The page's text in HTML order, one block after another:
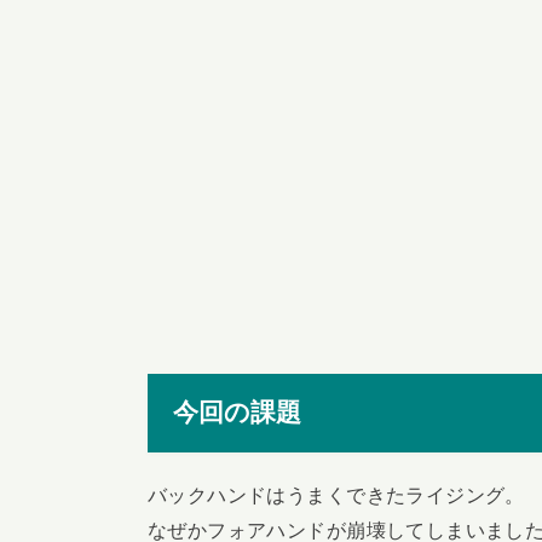
今回の課題
バックハンドはうまくできたライジング。
なぜかフォアハンドが崩壊してしまいまし